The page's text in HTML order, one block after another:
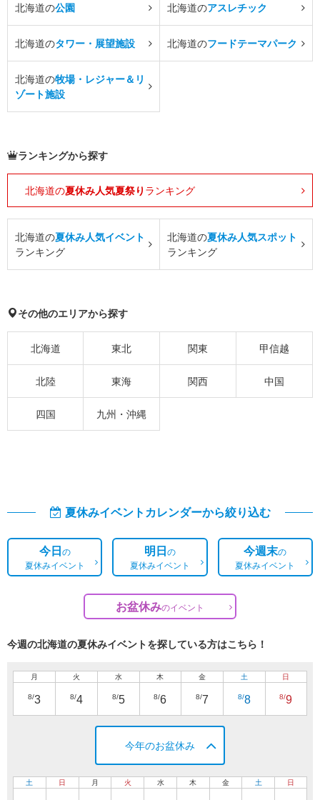
北海道の公園 北海道のアスレチック
北海道のタワー・展望施設 北海道のフードテーマパーク
北海道の牧場・レジャー＆リ
ゾート施設
ランキングから探す
北海道の夏休み人気夏祭り ランキング
北海道の夏休み人気イベント
ランキング
北海道の夏休み人気スポット
ランキング
その他のエリアから探す
北海道 東北 関東 甲信越
北陸 東海 関西 中国
四国 九州・沖縄
夏休みイベントカレンダーから絞り込む
今日の
夏休みイベント
明日の
夏休みイベント
今週末の
夏休みイベント
お盆休みのイベント
今週の北海道の夏休みイベントを探している方はこちら！
月
8/3
火
8/4
水
8/5
木
8/6
金
8/7
土
8/8
日
8/9
今年のお盆休み
土 日 月 火 水 木 金 土 日